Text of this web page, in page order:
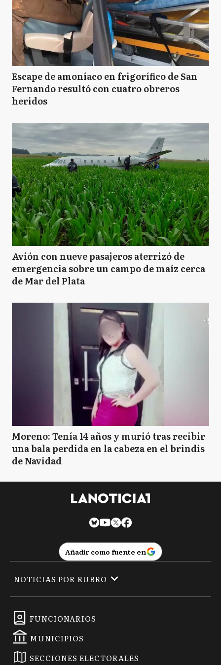
Escape de amoníaco en frigorífico de San
Fernando resultó con cuatro obreros
heridos
Avión con nueve pasajeros aterrizó de
emergencia sobre un campo de maíz cerca
de Mar del Plata
Moreno: Tenía 14 años y murió tras recibir
una bala perdida en la cabeza en el brindis
de Navidad
Añadir como fuente en
FUNCIONARIOS
MUNICIPIOS
SECCIONES ELECTORALES
NOTICIAS POR RUBRO